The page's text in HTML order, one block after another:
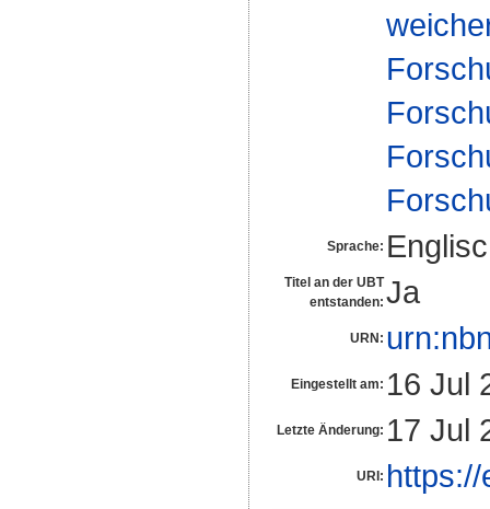
Sprache:
Titel an der UBT
entstanden: Ja
URN:
Eingestellt am: 16 Jul
Letzte Änderung: 17 Jul
URI: